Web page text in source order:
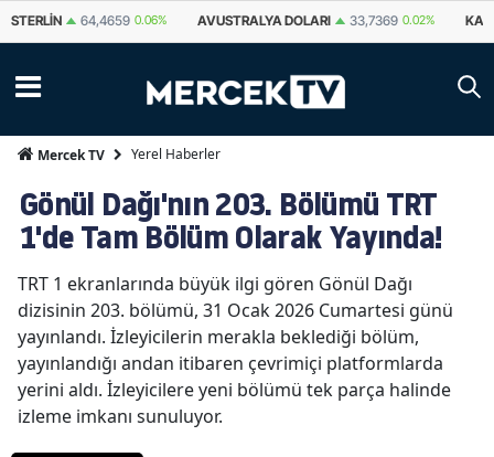
STERLIN 64,4659 0.06% AVUSTRALYA DOLARI 33,7369 0.02%
Mercek TV Yerel Haberler
Gönül Dağı'nın 203. Bölümü TRT
1'de Tam Bölüm Olarak Yayında!
TRT 1 ekranlarında büyük ilgi gören Gönül Dağı
dizisinin 203. bölümü, 31 Ocak 2026 Cumartesi günü
yayınlandı. İzleyicilerin merakla beklediği bölüm,
yayınlandığı andan itibaren çevrimiçi platformlarda
yerini aldı. İzleyicilere yeni bölümü tek parça halinde
izleme imkanı sunuluyor.